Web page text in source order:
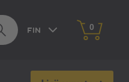
FIN
EST
0